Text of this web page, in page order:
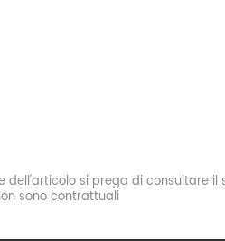
dell'articolo si prega di consultare
sono contrattuali